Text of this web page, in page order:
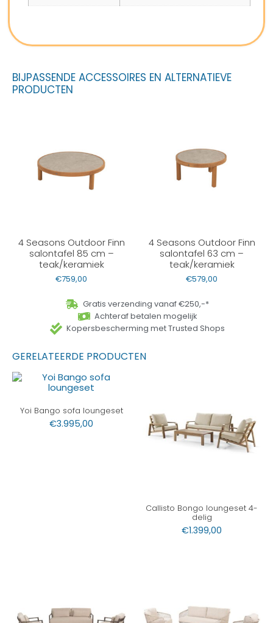
BIJPASSENDE ACCESSOIRES EN ALTERNATIEVE
PRODUCTEN
4 Seasons Outdoor Finn
salontafel 85 cm –
teak/keramiek
€759,00
4 Seasons Outdoor Finn
salontafel 63 cm –
teak/keramiek
€579,00
Gratis verzending vanaf €250,-*
Achteraf betalen mogelijk
Kopersbescherming met Trusted Shops
GERELATEERDE PRODUCTEN
Yoi Bango sofa loungeset
€3.995,00
Callisto Bongo loungeset 4-
delig
€1.399,00